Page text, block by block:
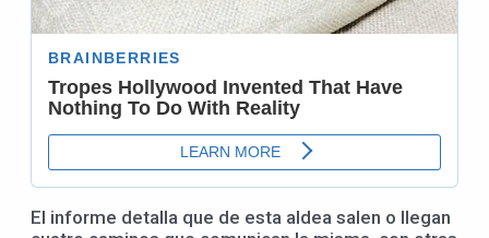
El informe detalla que de esta aldea salen o llegan